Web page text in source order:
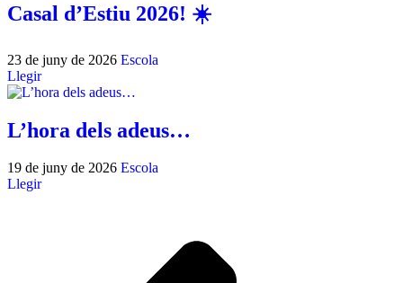
Casal d’Estiu 2026! ☀️
23 de juny de 2026 Escola
Llegir
L’hora dels adeus…
19 de juny de 2026 Escola
Llegir